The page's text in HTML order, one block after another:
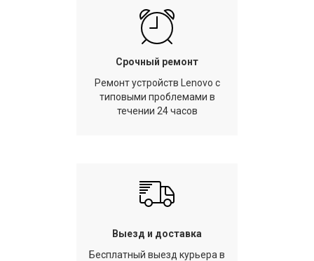
Срочный ремонт
Ремонт устройств Lenovo с
типовыми проблемами в
течении 24 часов
Выезд и доставка
Бесплатный выезд курьера в